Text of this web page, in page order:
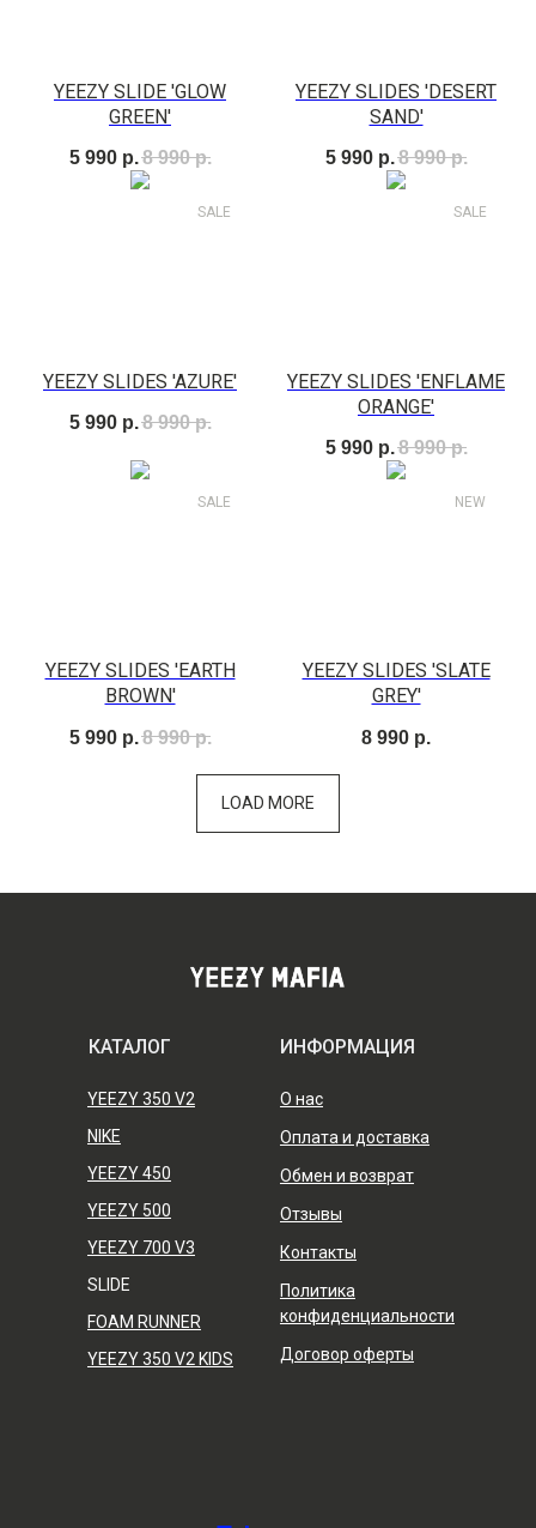
YEEZY SLIDE 'GLOW
GREEN'
5 990 р.8 990 р.
YEEZY SLIDES 'DESERT
SAND'
5 990 р.8 990 р.
SALE
YEEZY SLIDES 'AZURE'
5 990 р.8 990 р.
SALE
YEEZY SLIDES 'ENFLAME
ORANGE'
5 990 р.8 990 р.
SALE
YEEZY SLIDES 'EARTH
BROWN'
5 990 р.8 990 р.
NEW
YEEZY SLIDES 'SLATE
GREY'
8 990 р.
LOAD MORE
КАТАЛОГ ИНФОРМАЦИЯ
YEEZY 350 V2
YEEZY 500
SLIDE
YEEZY 700 V3
О нас
Оплата и доставка
Отзывы
Контакты
Политика
конфиденциальности
Договор оферты
YEEZY 350 V2 KIDS
FOAM RUNNER
Обмен и возврат
NIKE
YEEZY 450